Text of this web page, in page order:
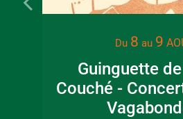
Du 8 au 9
Guinguette
Couché -